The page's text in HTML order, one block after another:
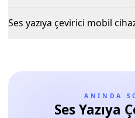
Ses yazıya çevirici mobil
ANINDA
Ses Yazıya